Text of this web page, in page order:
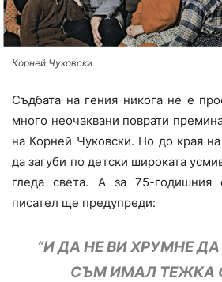
Корней Чуковски
Съдбата на гения никога не е
много неочаквани поврати
на Корней Чуковски. Но до края
да загуби по детски широката
гледа света. А за 75-годишния
писател ще предупреди:
“И ДА НЕ ВИ ХРУМНЕ ДА
СЪМ ИМАЛ ТЕЖКА